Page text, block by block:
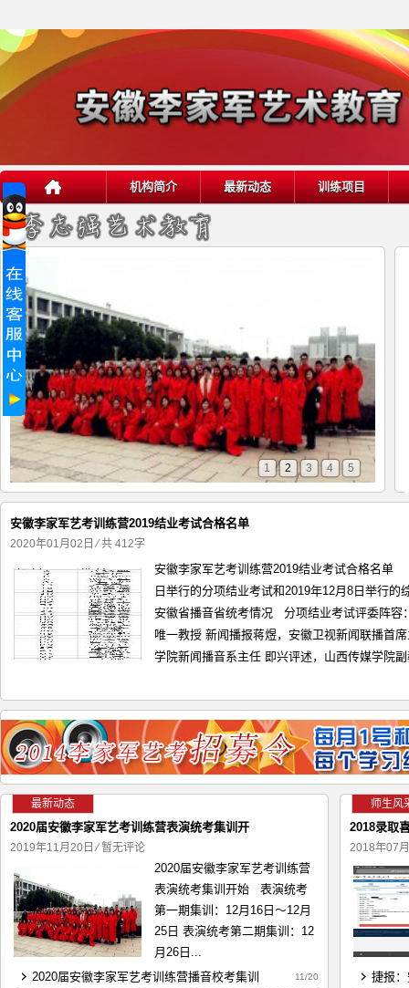
机构简介 最新动态 训练项目
1 2 3 4 5
安徽李家军艺考训练营2019结业考试合格名单
2020年01月02日 ⁄ 共 412字
安徽李家军艺考训练营2019结业考试合格名
日举行的分项结业考试和2019年12月8日举行
安徽省播音省统考情况 分项结业考试评委阵容
唯一教授 新闻播报蒋煜，安徽卫视新闻联播首
学院新闻播音系主任 即兴评述，山西传媒学院
最新动态
2020届安徽李家军艺考训练营表演统考集训开
2019年11月20日 ⁄暂无评论
2020届安徽李家军艺考训练营
表演统考集训开始 表演统考
第一期集训：12月16日～12月
25日 表演统考第二期集训：12
月26日...
11/20
2020届安徽李家军艺考训练营播音校考集训
师生风
2018录取
2018年07
捷报